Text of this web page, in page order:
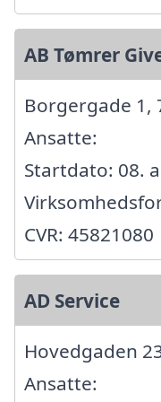
AB Tømrer
Borgergade 1,
Ansatte:
Startdato: 08.
CVR: 45821080
AD Service
Hovedgaden
Ansatte: